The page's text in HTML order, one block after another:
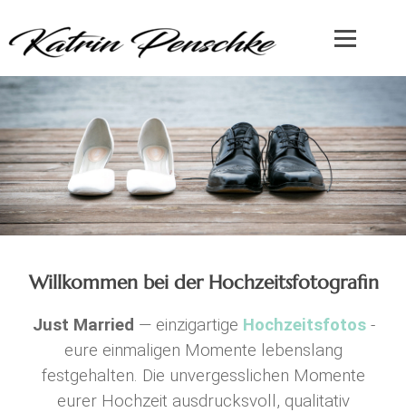
Willkommen bei der Hochzeitsfotografin
Just Married — einzigartige Hochzeitsfotos -
eure einmaligen Momente lebenslang
festgehalten. Die unvergesslichen Momente
eurer Hochzeit ausdrucksvoll, qualitativ